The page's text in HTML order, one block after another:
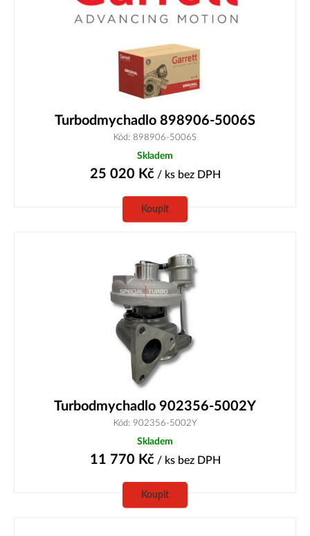
Turbodmychadlo 898906-5006S
Kód: 898906-5006S
Skladem
25 020 Kč/ ks bez DPH
Koupit
Turbodmychadlo 902356-5002Y
Kód: 902356-5002Y
Skladem
11 770 Kč/ ks bez DPH
Koupit